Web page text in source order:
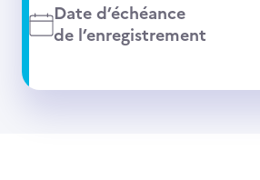
Date d’échéance
de l’enregistrement